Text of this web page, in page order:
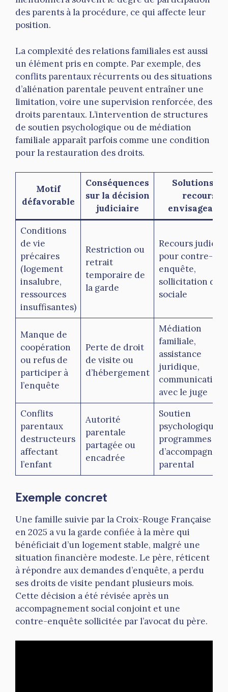
des parents à la procédure, ce qui affecte leur
position.
La complexité des relations familiales est aussi
un élément pris en compte. Par exemple, des
conflits parentaux récurrents ou des situations
d’aliénation parentale peuvent entraîner une
limitation, voire une supervision renforcée, des
droits parentaux. L’intervention de structures
de soutien psychologique ou de médiation
familiale apparaît parfois comme une condition
pour la restauration des droits.
Motif
défavorable
Conséquences
sur la décision
judiciaire
Solutions ou
recours
Conditions
de vie
précaires
(logement
insalubre,
ressources
insuffisantes)
Restriction ou
retrait
temporaire de
la garde
Recours
pour contre-
enquête,
sollicitation
sociale
Manque de
coopération
ou refus de
participer à
l’enquête
Perte de droit
de visite ou
d’hébergement
Médiation
familiale,
assistance
juridique,
communication
avec le juge
Conflits
parentaux
destructeurs
affectant
l’enfant
Autorité
parentale
partagée ou
encadrée
Soutien
psychologique,
programmes
parental
Exemple concret
Une famille suivie par la Croix-Rouge Française
en 2025 a vu la garde confiée à la mère qui
bénéficiait d’un logement stable, malgré une
situation financière modeste. Le père, réticent
à répondre aux demandes d’enquête, a perdu
ses droits de visite pendant plusieurs mois.
Cette décision a été révisée après un
accompagnement social conjoint et une
contre-enquête sollicitée par l’avocat du père.